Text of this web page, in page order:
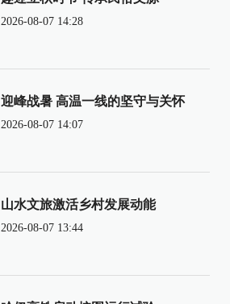
2026-08-07 14:28
迎峰战暑 高温一线的坚守与关怀
2026-08-07 14:07
山水文旅激活乡村发展动能
2026-08-07 13:44